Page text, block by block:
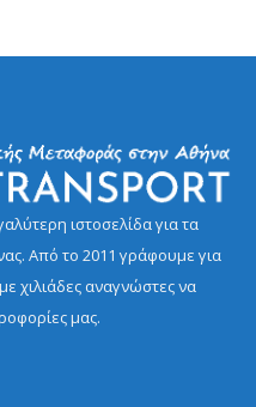
ιστοσελίδα για τα
Από το 2011 γράφουμε για
χιλιάδες αναγνώστες να
μας.